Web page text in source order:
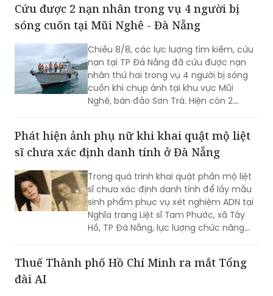
Cứu được 2 nạn nhân trong vụ 4 người bị
sóng cuốn tại Mũi Nghê - Đà Nẵng
Chiều 8/8, các lực lượng tìm kiếm, cứu
nạn tại TP Đà Nẵng đã cứu được nạn
nhân thứ hai trong vụ 4 người bị sóng
cuốn khi chụp ảnh tại khu vực Mũi
Nghê, bán đảo Sơn Trà. Hiện còn 2
Phát hiện ảnh phụ nữ khi khai quật mộ liệt
sĩ chưa xác định danh tính ở Đà Nẵng
Trong quá trình khai quật phần mộ liệt
sĩ chưa xác định danh tính để lấy mẫu
sinh phẩm phục vụ xét nghiệm ADN tại
Nghĩa trang Liệt sĩ Tam Phước, xã Tây
Hồ, TP Đà Nẵng, lực lượng chức năng
Thuế Thành phố Hồ Chí Minh ra mắt Tổng
đài AI